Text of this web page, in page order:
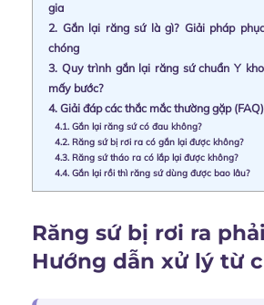
gia
2. Gắn lại răng sứ là gì? Giải pháp
chóng
3. Quy trình gắn lại răng sứ chuẩn Y
mấy bước?
4. Giải đáp các thắc mắc thường gặp (FAQ)
4.1. Gắn lại răng sứ có đau không?
4.2. Răng sứ bị rơi ra có gắn lại được không?
4.3. Răng sứ tháo ra có lắp lại được không?
4.4. Gắn lại rồi thì răng sứ dùng được bao lâu?
Răng sứ bị rơi ra
Hướng dẫn xử lý từ